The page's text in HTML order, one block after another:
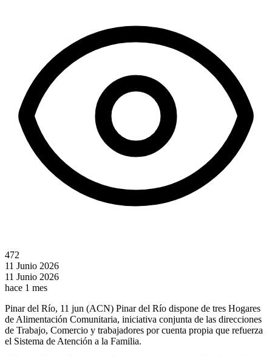
472
11 Junio 2026
11 Junio 2026
hace 1 mes
Pinar del Río, 11 jun (ACN) Pinar del Río dispone de tres Hogares
de Alimentación Comunitaria, iniciativa conjunta de las direcciones
de Trabajo, Comercio y trabajadores por cuenta propia que refuerza
el Sistema de Atención a la Familia.